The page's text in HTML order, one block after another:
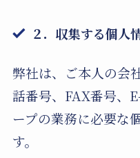
２．収集する個人
弊社は、ご本人の会
話番号、FAX番号、
ープの業務に必要な
す。